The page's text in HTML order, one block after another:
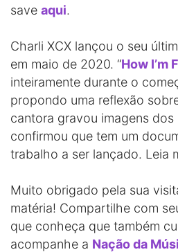
save aqui.
Charli XCX lançou o seu
em maio de 2020. “How I’m
inteiramente durante o
propondo uma reflexão
cantora gravou imagens
confirmou que tem um
trabalho a ser lançado. Leia
Muito obrigado pela sua
matéria! Compartilhe com
que conheça que também
acompanhe a Nação da